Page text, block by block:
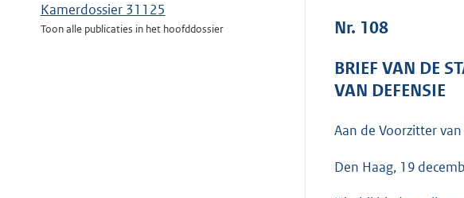
Kamerdossier 31125
Toon alle publicaties in het hoofddossier
Nr. 108
BRIEF VAN DE
VAN DEFENSIE
Aan de Voorzitter
Den Haag, 19